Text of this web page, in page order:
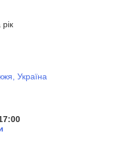
Україна